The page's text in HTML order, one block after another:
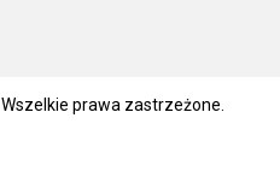
. Wszelkie prawa zastrzeżone.